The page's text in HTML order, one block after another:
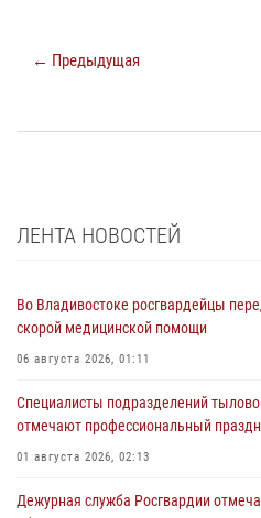
← Предыдущая
ЛЕНТА НОВОСТЕЙ
Во Владивостоке росгвардейцы
скорой медицинской помощи
06 августа 2026, 01:11
Специалисты подразделений
отмечают профессиональный
01 августа 2026, 02:13
Дежурная служба Росгвардии